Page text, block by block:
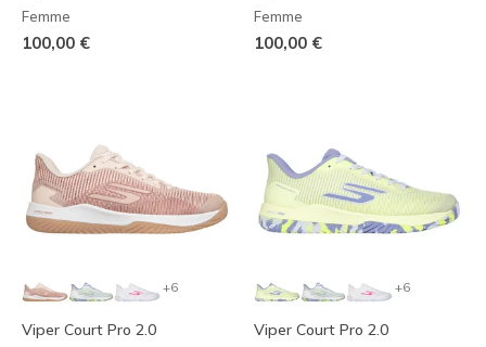
Femme
100,00 €
Femme
100,00 €
+6
Viper Court Pro 2.0
+6
Viper Court Pro 2.0